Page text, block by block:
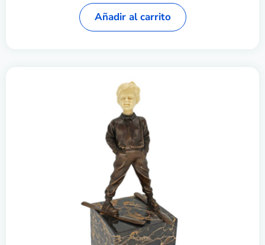
Añadir al carrito